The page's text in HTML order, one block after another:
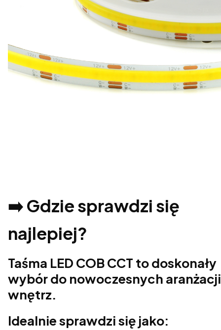
➡️ Gdzie sprawdzi się
najlepiej?
Taśma LED COB CCT to doskonały
wybór do nowoczesnych aranżacji
wnętrz.
Idealnie sprawdzi się jako: